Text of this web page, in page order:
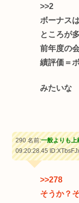
>>2
ボーナス
ところが
前年度の
績評価＝
みたいな
290 名前:一般よりも上
09:20:28.45
>>278
そうか？